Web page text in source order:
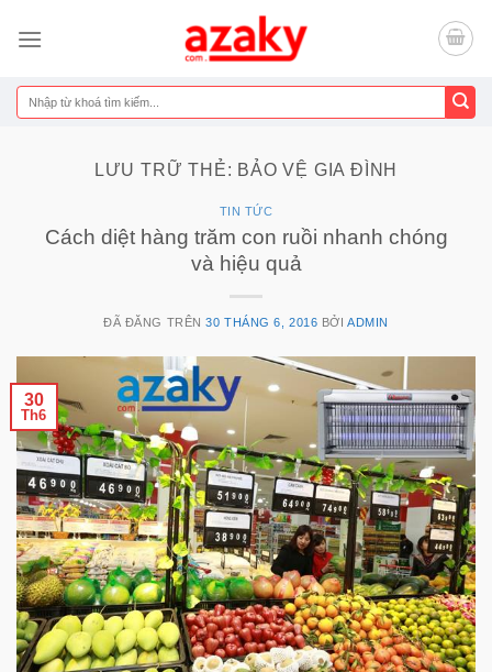
đến
dung
Tìm
kiếm:
LƯU TRỮ THẺ: BẢO VỆ GIA ĐÌNH
TIN TỨC
Cách diệt hàng trăm con ruồi nhanh chóng
và hiệu quả
ĐÃ ĐĂNG TRÊN30 THÁNG 6, 2016 BỞIADMIN
30
Th6